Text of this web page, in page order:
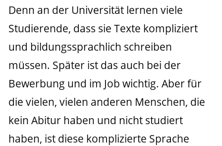
Denn an der Universität lernen viele
Studierende, dass sie Texte kompliziert
und bildungssprachlich schreiben
müssen. Später ist das auch bei der
Bewerbung und im Job wichtig. Aber für
die vielen, vielen anderen Menschen, die
kein Abitur haben und nicht studiert
haben, ist diese komplizierte Sprache